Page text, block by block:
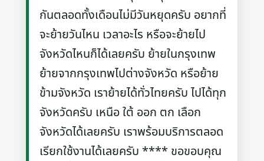
กันตลอดทั้งเดือนไม่มีวันหยุดครับ อยากที่
จะย้ายวันไหน เวลาอะไร หรือจะย้ายไป
จังหวัดไหนก็ได้เลยครับ ย้ายในกรุงเทพ
ย้ายจากกรุงเทพไปต่างจังหวัด หรือย้าย
ข้ามจังหวัด เราย้ายได้ทั่วไทยครับ ไปได้ทุก
จังหวัดครับ เหนือ ใต้ ออก ตก เลือก
จังหวัดได้เลยครับ เราพร้อมบริการตลอด
เรียกใช้งานได้เลยครับ **** ขอขอบคุณ